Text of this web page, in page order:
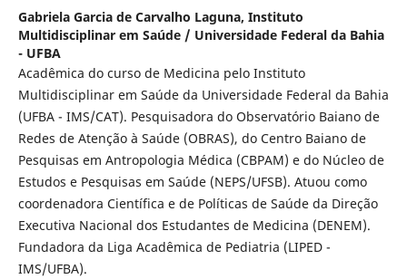
Gabriela Garcia de Carvalho Laguna, Instituto
Multidisciplinar em Saúde / Universidade Federal da Bahia
- UFBA
Acadêmica do curso de Medicina pelo Instituto
Multidisciplinar em Saúde da Universidade Federal da Bahia
(UFBA - IMS/CAT). Pesquisadora do Observatório Baiano de
Redes de Atenção à Saúde (OBRAS), do Centro Baiano de
Pesquisas em Antropologia Médica (CBPAM) e do Núcleo de
Estudos e Pesquisas em Saúde (NEPS/UFSB). Atuou como
coordenadora Científica e de Políticas de Saúde da Direção
Executiva Nacional dos Estudantes de Medicina (DENEM).
Fundadora da Liga Acadêmica de Pediatria (LIPED -
IMS/UFBA).